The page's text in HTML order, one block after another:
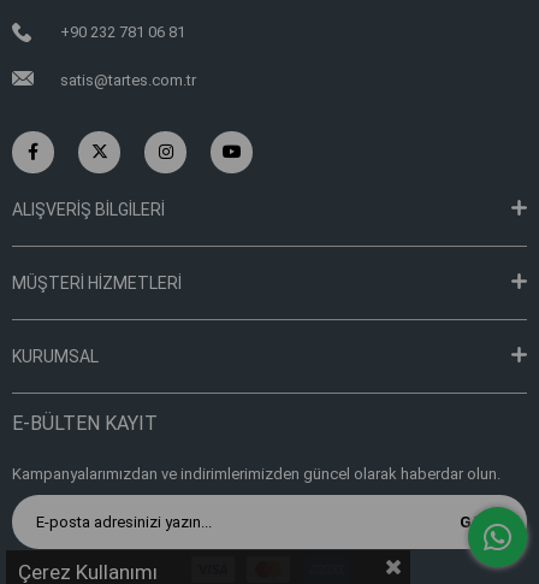
+90 232 781 06 81
satis@tartes.com.tr
ALIŞVERİŞ BİLGİLERİ
MÜŞTERİ HİZMETLERİ
KURUMSAL
E-BÜLTEN KAYIT
Kampanyalarımızdan ve indirimlerimizden güncel olarak haberdar olun.
Gönder
Çerez Kullanımı